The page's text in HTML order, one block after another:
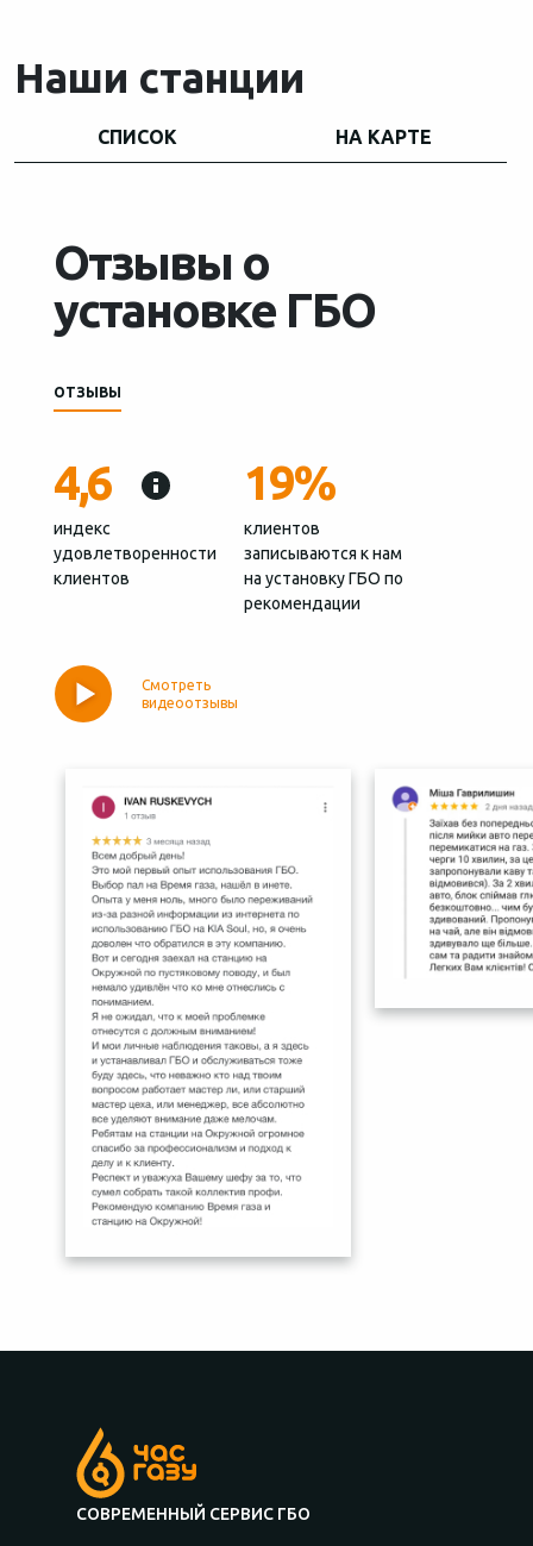
Наши станции
СПИСОК НА КАРТЕ
Отзывы о
установке ГБО
ОТЗЫВЫ
4,6
индекс
удовлетворенности
клиентов
19%
клиентов
записываются к нам
на установку ГБО по
рекомендации
Смотреть
видеоотзывы
СОВРЕМЕННЫЙ СЕРВИС ГБО